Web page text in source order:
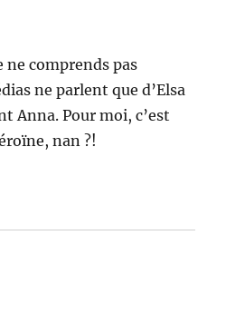
ne comprends pas
ne parlent que d’Elsa
Anna. Pour moi, c’est
nan ?!